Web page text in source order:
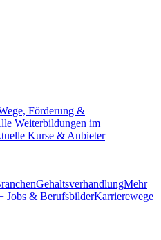
Förderung &
Weiterbildungen im
Kurse & Anbieter
GehaltsverhandlungMehr
Jobs & BerufsbilderKarrierewege